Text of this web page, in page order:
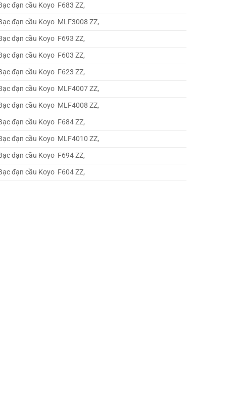
đạn cầu Koyo F683 ZZ,
đạn cầu Koyo MLF3008 ZZ,
đạn cầu Koyo F693 ZZ,
đạn cầu Koyo F603 ZZ,
đạn cầu Koyo F623 ZZ,
đạn cầu Koyo MLF4007 ZZ,
đạn cầu Koyo MLF4008 ZZ,
đạn cầu Koyo F684 ZZ,
đạn cầu Koyo MLF4010 ZZ,
đạn cầu Koyo F694 ZZ,
đạn cầu Koyo F604 ZZ,